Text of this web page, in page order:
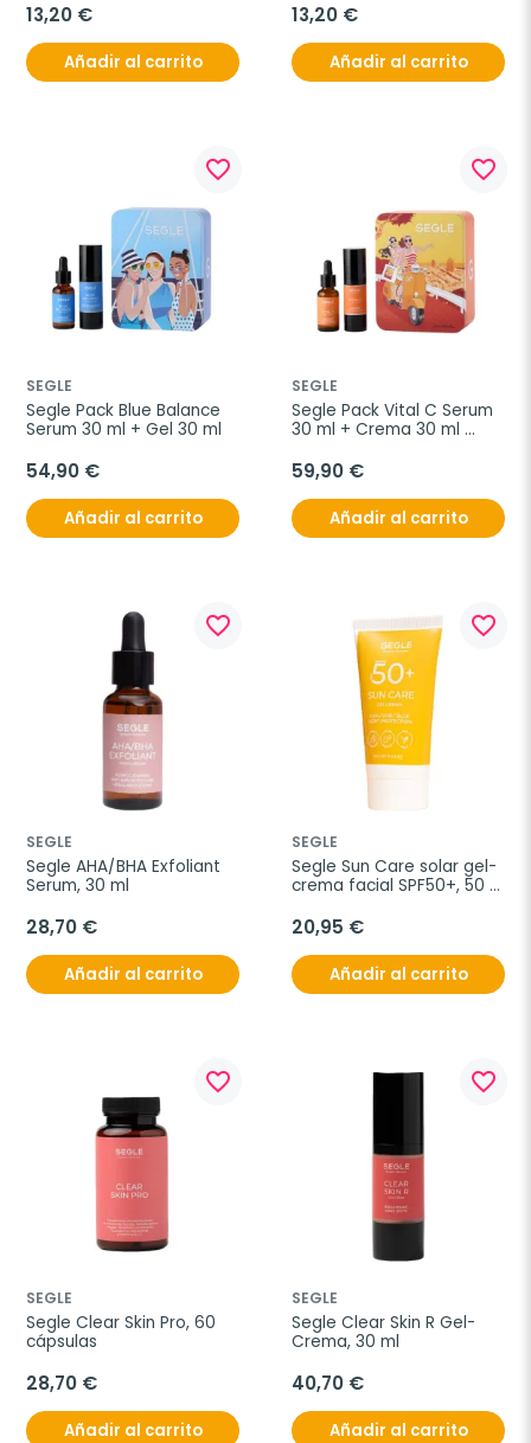
13,20 €
Añadir al carrito
13,20 €
Añadir al carrito
favorite_border
SEGLE
Segle Pack Blue Balance
Serum 30 ml + Gel 30 ml
54,90 €
Añadir al carrito
favorite_border
SEGLE
Segle Pack Vital C Serum
30 ml + Crema 30 ml
59,90 €
Añadir al carrito
favorite_border
SEGLE
Segle AHA/BHA Exfoliant
Serum, 30 ml
28,70 €
Añadir al carrito
favorite_border
SEGLE
Segle Sun Care solar gel-
crema facial SPF50+, 50
20,95 €
Añadir al carrito
favorite_border
SEGLE
Segle Clear Skin Pro, 60
cápsulas
28,70 €
Añadir al carrito
favorite_border
SEGLE
Segle Clear Skin R Gel-
Crema, 30 ml
40,70 €
Añadir al carrito